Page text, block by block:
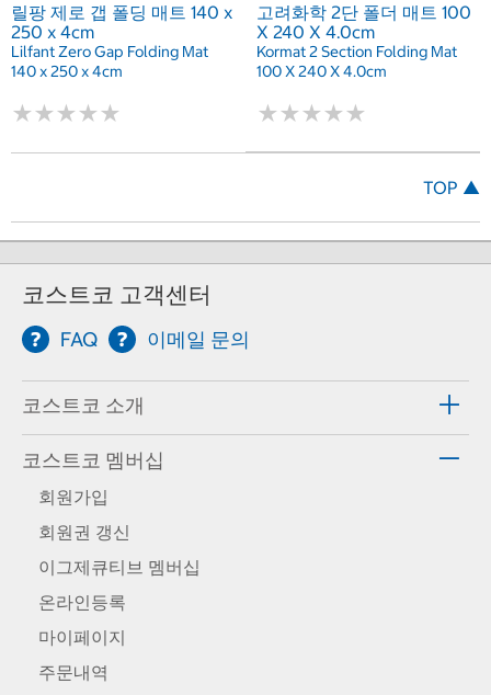
릴팡 제로 갭 폴딩 매트 140 x
250 x 4cm
Lilfant Zero Gap Folding Mat
140 x 250 x 4cm
★★★★★
★★★★★
고려화학 2단 폴더 매트 100
X 240 X 4.0cm
Kormat 2 Section Folding Mat
100 X 240 X 4.0cm
★★★★★
★★★★★
TOP ▲
코스트코 고객센터
FAQ 이메일 문의
코스트코 소개
코스트코 멤버십
회원가입
회원권 갱신
이그제큐티브 멤버십
온라인등록
마이페이지
주문내역